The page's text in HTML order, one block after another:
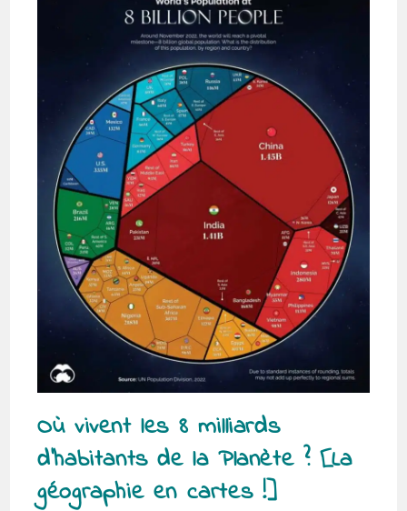
Où vivent les 8 milliards
d’habitants de la Planète ? [La
géographie en cartes !]